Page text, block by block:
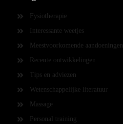
Fysiotherapie
Interessante weetjes
Meestvoorkomende aandoeningen
Recente ontwikkelingen
Tips en adviezen
Wetenschappelijke literatuur
Massage
Personal training